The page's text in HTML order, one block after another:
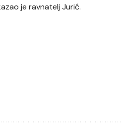
je ravnatelj Jurić.